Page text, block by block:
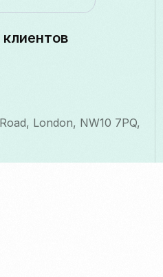
London, NW10 7PQ,